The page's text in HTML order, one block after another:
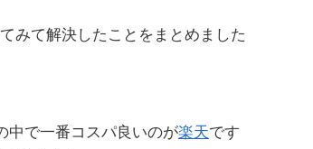
みて解決したことをまとめました
中で一番コスパ良いのが楽天です